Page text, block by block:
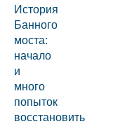
История
Банного
моста:
начало
и
много
попыток
восстановить